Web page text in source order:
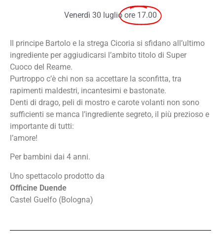
Venerdì 30 luglio ore 17.00
Il principe Bartolo e la strega Cicoria si sfidano all’ultimo
ingrediente per aggiudicarsi l’ambito titolo di Super
Cuoco del Reame.
Purtroppo c’è chi non sa accettare la sconfitta, tra
rapimenti maldestri, incantesimi e bastonate.
Denti di drago, peli di mostro e carote volanti non sono
sufficienti se manca l’ingrediente segreto, il più prezioso e
importante di tutti:
l’amore!
Per bambini dai 4 anni.
Uno spettacolo prodotto da
Officine Duende
Castel Guelfo (Bologna)